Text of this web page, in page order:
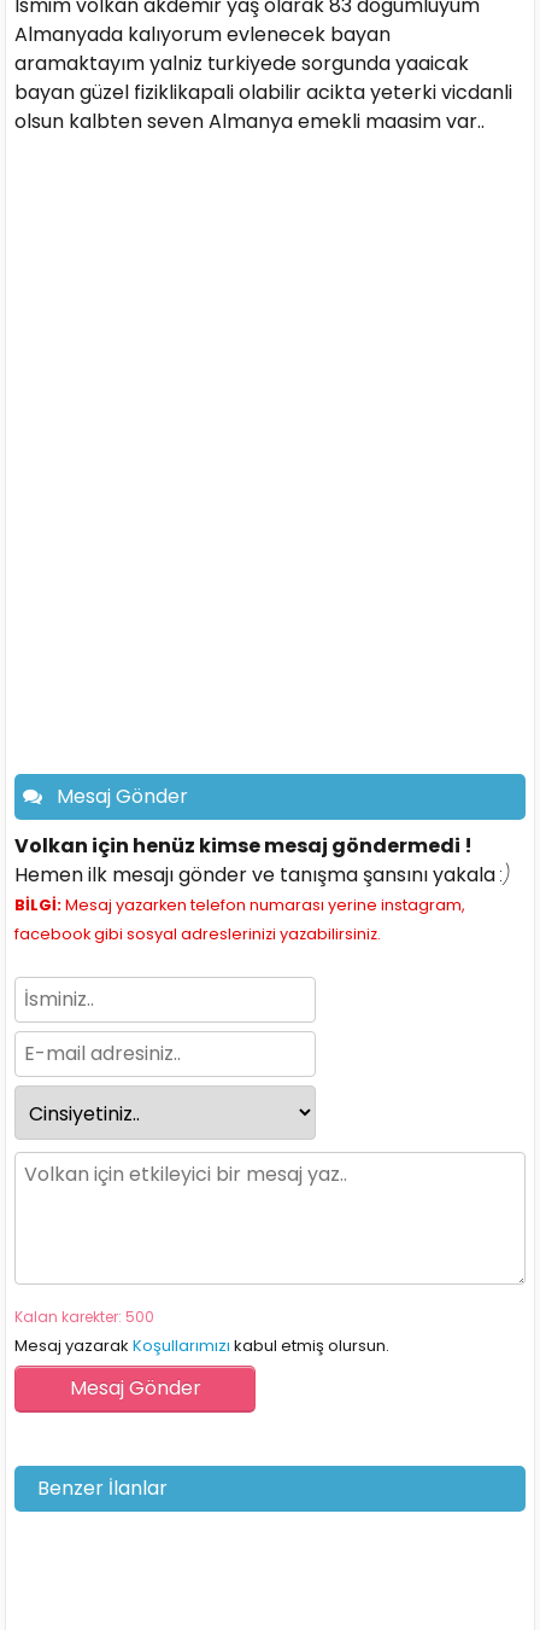
Almanyada kalıyorum evlenecek bayan
aramaktayım yalniz turkiyede sorgunda yaaicak
bayan güzel fiziklikapali olabilir acikta yeterki vicdanli
olsun kalbten seven Almanya emekli maasim var..
Mesaj Gönder
Volkan için henüz kimse mesaj göndermedi !
Hemen ilk mesajı gönder ve tanışma şansını yakala:)
BİLGİ:Mesaj yazarken telefon numarası yerine instagram,
facebook gibi sosyal adreslerinizi yazabilirsiniz.
Kalan karekter: 500
Mesaj yazarakKoşullarımızı kabul etmiş olursun.
Benzer İlanlar